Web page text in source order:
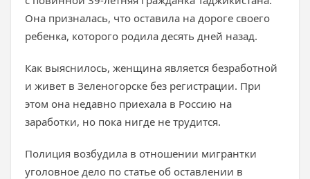
Она призналась, что оставила на дороге своего
ребенка, которого родила десять дней назад.
Как выяснилось, женщина является безработной
и живет в Зеленогорске без регистрации. При
этом она недавно приехала в Россию на
заработки, но пока нигде не трудится.
Полиция возбудила в отношении мигрантки
уголовное дело по статье об оставлении в